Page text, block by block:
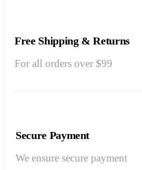
Free Shipping & Returns
For all orders over $99
Secure Payment
We ensure secure payment